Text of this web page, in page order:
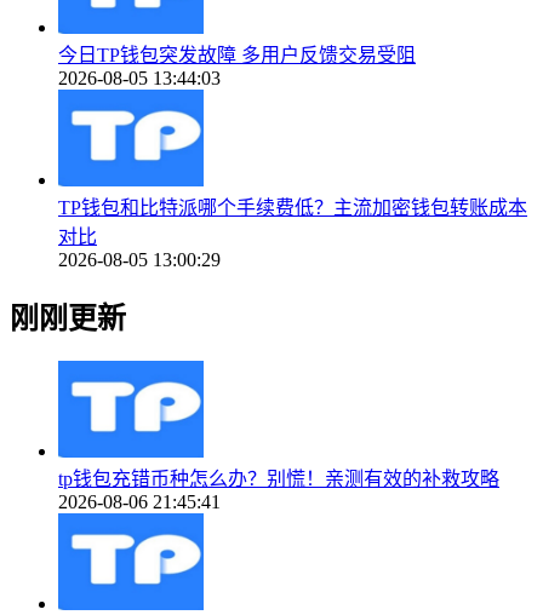
今日TP钱包突发故障 多用户反馈交易受阻
2026-08-05 13:44:03
TP钱包和比特派哪个手续费低？主流加密钱包转账成本
对比
2026-08-05 13:00:29
刚刚更新
tp钱包充错币种怎么办？别慌！亲测有效的补救攻略
2026-08-06 21:45:41